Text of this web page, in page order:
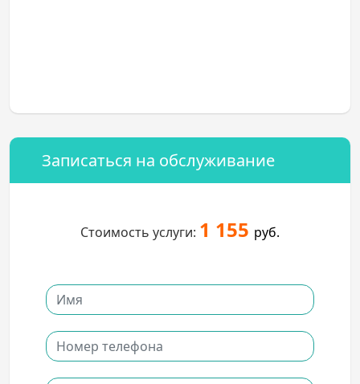
Записаться на обслуживание
Стоимость услуги: 1 155 руб.